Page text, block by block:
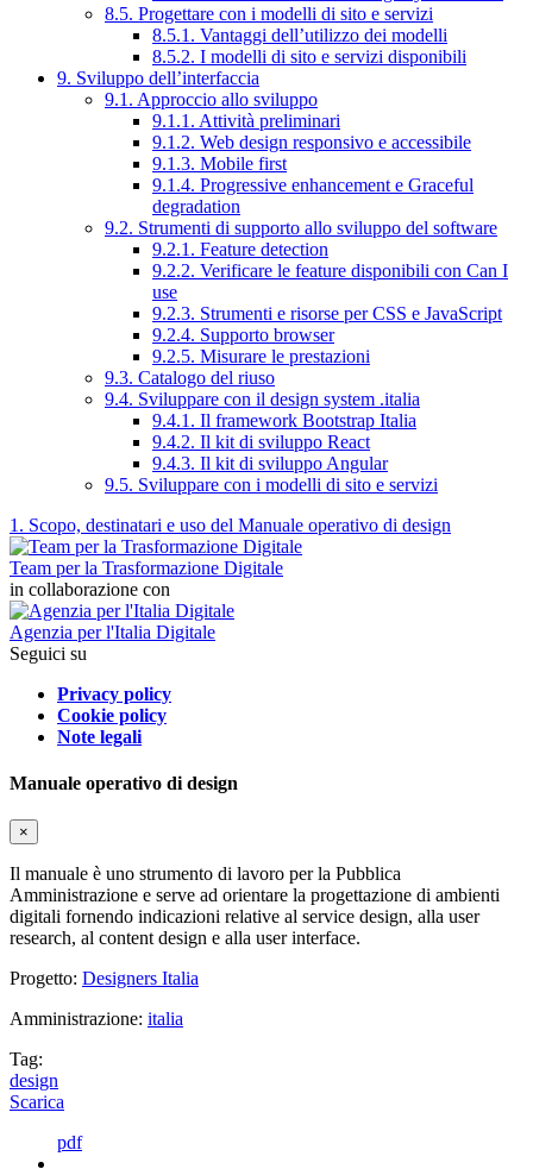
8.5. Progettare con i modelli di sito e servizi
8.5.1. Vantaggi dell’utilizzo dei modelli
8.5.2. I modelli di sito e servizi disponibili
9. Sviluppo dell’interfaccia
9.1. Approccio allo sviluppo
9.1.1. Attività preliminari
9.1.2. Web design responsivo e accessibile
9.1.3. Mobile first
9.1.4. Progressive enhancement e Graceful
degradation
9.2. Strumenti di supporto allo sviluppo del software
9.2.1. Feature detection
9.2.2. Verificare le feature disponibili con Can I
use
9.2.3. Strumenti e risorse per CSS e JavaScript
9.2.4. Supporto browser
9.2.5. Misurare le prestazioni
9.3. Catalogo del riuso
9.4. Sviluppare con il design system .italia
9.4.1. Il framework Bootstrap Italia
9.4.2. Il kit di sviluppo React
9.4.3. Il kit di sviluppo Angular
9.5. Sviluppare con i modelli di sito e servizi
1. Scopo, destinatari e uso del Manuale operativo di design
Team per la Trasformazione Digitale
in collaborazione con
Agenzia per l'Italia Digitale
Seguici su
Privacy policy
Cookie policy
Note legali
Manuale operativo di design
×
Il manuale è uno strumento di lavoro per la Pubblica
Amministrazione e serve ad orientare la progettazione di ambienti
digitali fornendo indicazioni relative al service design, alla user
research, al content design e alla user interface.
Progetto: Designers Italia
Amministrazione: italia
Tag:
design
Scarica
pdf